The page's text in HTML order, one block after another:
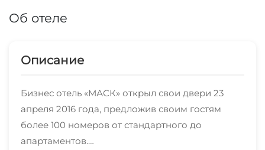
Об отеле
Описание
Бизнес отель «МАСК» открыл свои двери 23
апреля 2016 года, предложив своим гостям
более 100 номеров от стандартного до
апартаментов.